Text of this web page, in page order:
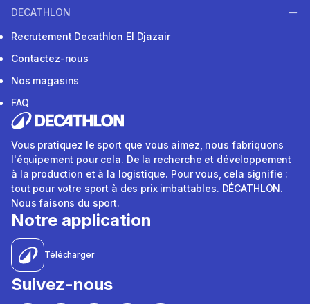
DECATHLON
Recrutement Decathlon El Djazair
Contactez-nous
Nos magasins
FAQ
Vous pratiquez le sport que vous aimez, nous fabriquons
l'équipement pour cela. De la recherche et développement
à la production et à la logistique. Pour vous, cela signifie :
tout pour votre sport à des prix imbattables. DÉCATHLON.
Nous faisons du sport.
Notre application
Télécharger
Suivez-nous